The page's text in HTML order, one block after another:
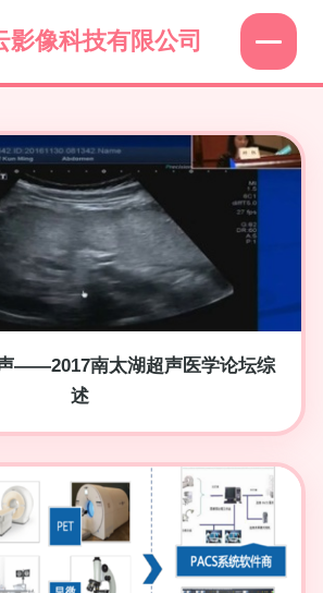
影像科技有限公司
——2017南太湖超声医学论坛综
述